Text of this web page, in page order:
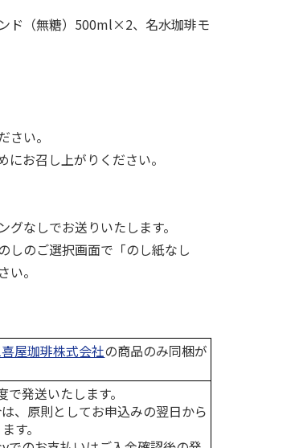
ド（無糖）500ml×2、名水珈琲モ
さい。
にお召し上がりください。
なしでお送りいたします。
しのご選択画面で「のし紙なし
い。
屋珈琲株式会社の商品のみ同梱が
発送いたします。
、原則としてお申込みの翌日から
す。